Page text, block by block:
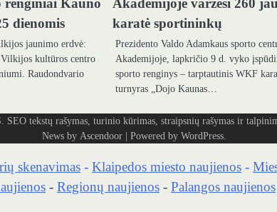
Kauno
dienomis
jaunimo erdvė:
kultūros centro
Raudondvario
Akademijoje varžėsi 260
karatė sportininkų
Prezidento Valdo Adamkaus sporto
Akademijoje, lapkričio 9 d. vyko
sporto renginys – tarptautinis WKF
turnyras „Dojo Kaunas…
tekstų rašymas, turinio kūrimas, straipsnių rašymas ir
News by Ascendoor| Powered by WordPress.
skenavimas - Klaipedos miesto naujienos -
- Regionų naujienos - Palangos naujienos